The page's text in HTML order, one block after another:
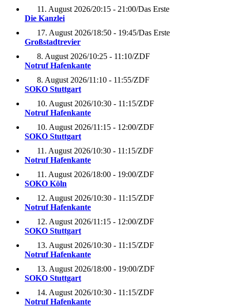
11. August 2026/20:15 - 21:00/Das Erste
Die Kanzlei
17. August 2026/18:50 - 19:45/Das Erste
Großstadtrevier
8. August 2026/10:25 - 11:10/ZDF
Notruf Hafenkante
8. August 2026/11:10 - 11:55/ZDF
SOKO Stuttgart
10. August 2026/10:30 - 11:15/ZDF
Notruf Hafenkante
10. August 2026/11:15 - 12:00/ZDF
SOKO Stuttgart
11. August 2026/10:30 - 11:15/ZDF
Notruf Hafenkante
11. August 2026/18:00 - 19:00/ZDF
SOKO Köln
12. August 2026/10:30 - 11:15/ZDF
Notruf Hafenkante
12. August 2026/11:15 - 12:00/ZDF
SOKO Stuttgart
13. August 2026/10:30 - 11:15/ZDF
Notruf Hafenkante
13. August 2026/18:00 - 19:00/ZDF
SOKO Stuttgart
14. August 2026/10:30 - 11:15/ZDF
Notruf Hafenkante